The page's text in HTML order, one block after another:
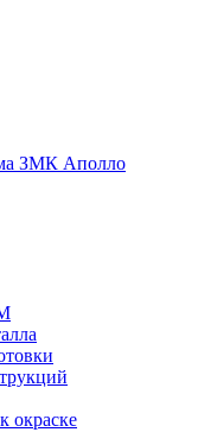
ЗМК Аполло
окраске